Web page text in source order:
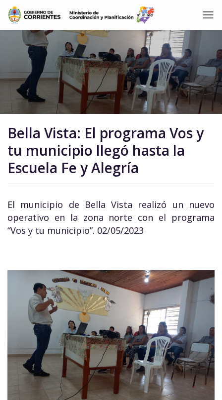
Bella Vista: El programa Vos y
tu municipio llegó hasta la
Escuela Fe y Alegría
El municipio de Bella Vista realizó un nuevo
operativo en la zona norte con el programa
“Vos y tu municipio”. 02/05/2023